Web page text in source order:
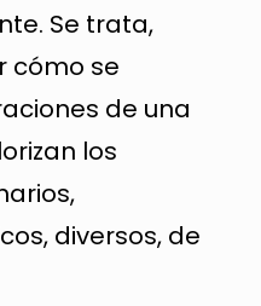
Se trata,
cómo se
de una
los
diversos, de